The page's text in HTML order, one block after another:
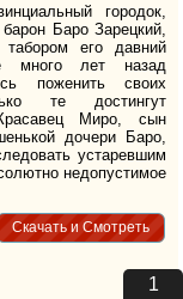
городок,
Баро Зарецкий,
его давний
много лет назад
поженить своих
те достингут
Миро, сын
дочери Баро,
устаревшим
недопустимое
Скачать и Смотреть